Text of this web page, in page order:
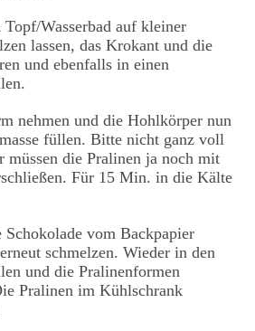
Wasserbad auf kleiner
lassen, das Krokant und die
und ebenfalls in einen
nehmen und die Hohlkörper nun
füllen. Bitte nicht ganz voll
müssen die Pralinen ja noch mit
Für 15 Min. in die Kälte
Schokolade vom Backpapier
schmelzen. Wieder in den
und die Pralinenformen
Pralinen im Kühlschrank